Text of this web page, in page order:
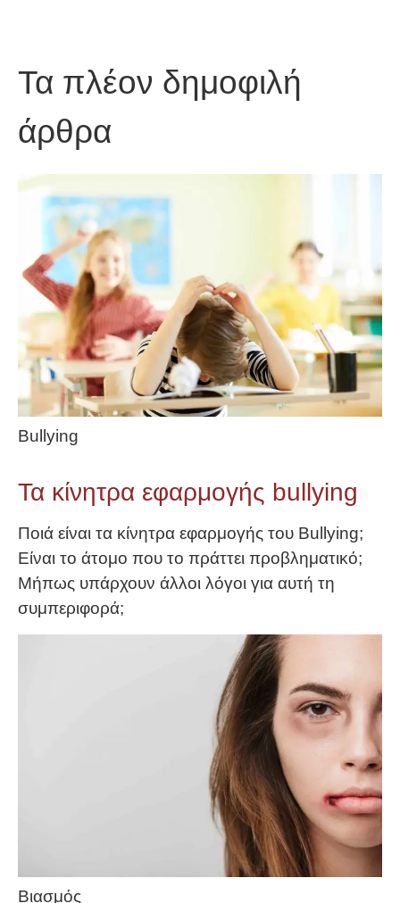
Τα πλέον δημοφιλή
άρθρα
Bullying
Τα κίνητρα εφαρμογής bullying
Ποιά είναι τα κίνητρα εφαρμογής του Bullying;
Είναι το άτομο που το πράττει προβληματικό;
Μήπως υπάρχουν άλλοι λόγοι για αυτή τη
συμπεριφορά;
Βιασμός